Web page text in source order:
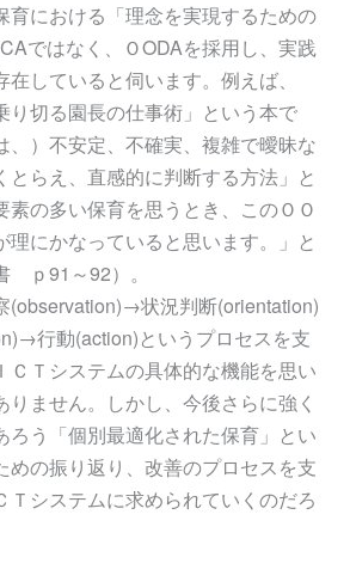
育における「理念を実現するための
ではなく、ＯODAを採用し、実践
していると伺います。例えば、
り切る園長の仕事術」という本で
、）不安定、不確実、複雑で曖昧な
とらえ、直感的に判断する方法」と
素の多い保育を思うとき、このＯＯ
理にかなっていると思います。」と
ｐ91～92）。
(observation)→状況判断(orientation)
行動(action)というプロセスを支
ＣＴシステムの具体的な機能を思い
ません。しかし、今後さらに強く
ろう「個別最適化された保育」とい
めの振り返り、改善のプロセスを支
Ｔシステムに求められていくのだろ